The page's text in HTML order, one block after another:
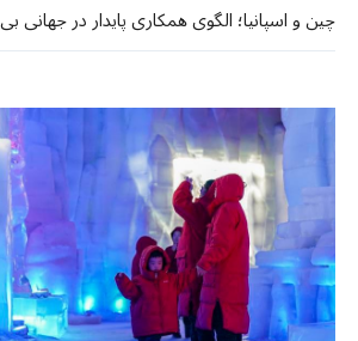
چین و اسپانیا؛ الگوی همکاری پایدار در جهانی